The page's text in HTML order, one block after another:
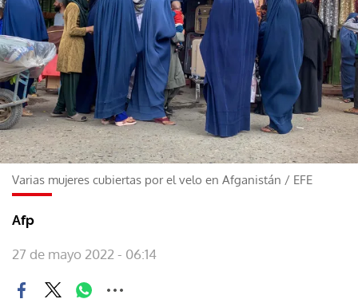
Varias mujeres cubiertas por el velo en Afganistán / EFE
Afp
27 de mayo 2022 - 06:14